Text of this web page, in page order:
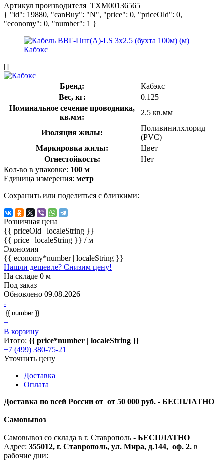
Артикул производителя ТХМ00136565
{ "id": 19880, "canBuy": "N", "price": 0, "priceOld": 0,
"economy": 0, "number": 1 }
[]
Бренд:
Кабэкс
Вес, кг:
0.125
Номинальное сечение проводника,
кв.мм:
2.5 кв.мм
Изоляция жилы:
Поливинилхлорид
(PVC)
Маркировка жилы:
Цвет
Огнестойкость:
Нет
Кол-во в упаковке: 100 м
Единица измерения: метр
Сохранить или поделиться с близкими:
Розничная цена
{{ priceOld | localeString }}
{{ price | localeString }} / м
Экономия
{{ economy*number | localeString }}
Нашли дешевле? Снизим цену!
На складе 0 м
Под заказ
Обновлено 09.08.2026
-
+
В корзину
Итого: {{ price*number | localeString }}
+7 (499) 380-75-21
Уточнить цену
Доставка
Оплата
Доставка по всей России от от 50 000 руб. - БЕСПЛАТНО
Самовывоз
Самовывоз со склада в г. Ставрополь - БЕСПЛАТНО
Адрес: 355012, г. Ставрополь, ул. Мира, д.144, оф. 2. в
рабочие дни: